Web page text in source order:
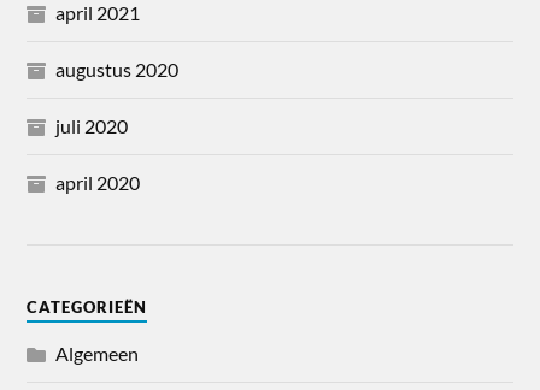
april 2021
augustus 2020
juli 2020
april 2020
CATEGORIEËN
Algemeen